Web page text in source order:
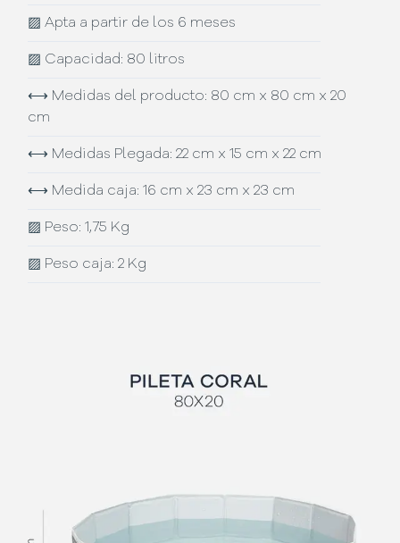
▨Apta a partir de los 6 meses
▨ Capacidad: 80 litros
⟷ Medidas del producto: 80 cm x 80 cm x 20
cm
⟷ Medidas Plegada: 22 cm x 15 cm x 22 cm
⟷ Medida caja: 16 cm x 23 cm x 23 cm
▨ Peso: 1,75 Kg
▨ Peso caja: 2 Kg